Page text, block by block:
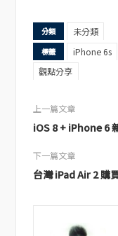
分類 未分類
標籤 iPhone 6s
觀點分享
上一篇文章
iOS 8 + iPhone 6
下一篇文章
台灣 iPad Air 2 購